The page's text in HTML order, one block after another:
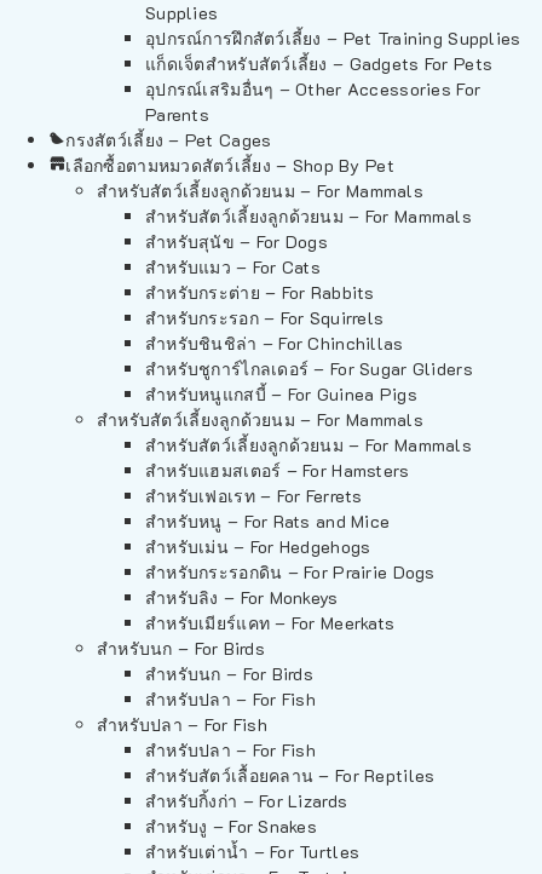
Supplies
อุปกรณ์การฝึกสัตว์เลี้ยง – Pet Training Supplies
แก็ดเจ็ตสำหรับสัตว์เลี้ยง – Gadgets For Pets
อุปกรณ์เสริมอื่นๆ – Other Accessories For
Parents
กรงสัตว์เลี้ยง – Pet Cages
เลือกซื้อตามหมวดสัตว์เลี้ยง – Shop By Pet
สำหรับสัตว์เลี้ยงลูกด้วยนม – For Mammals
สำหรับสัตว์เลี้ยงลูกด้วยนม – For Mammals
สำหรับสุนัข – For Dogs
สำหรับแมว – For Cats
สำหรับกระต่าย – For Rabbits
สำหรับกระรอก – For Squirrels
สำหรับชินชิล่า – For Chinchillas
สำหรับชูการ์ไกลเดอร์ – For Sugar Gliders
สำหรับหนูแกสบี้ – For Guinea Pigs
สำหรับสัตว์เลี้ยงลูกด้วยนม – For Mammals
สำหรับสัตว์เลี้ยงลูกด้วยนม – For Mammals
สำหรับแฮมสเตอร์ – For Hamsters
สำหรับเฟอเรท – For Ferrets
สำหรับหนู – For Rats and Mice
สำหรับเม่น – For Hedgehogs
สำหรับกระรอกดิน – For Prairie Dogs
สำหรับลิง – For Monkeys
สำหรับเมียร์แคท – For Meerkats
สำหรับนก – For Birds
สำหรับนก – For Birds
สำหรับปลา – For Fish
สำหรับปลา – For Fish
สำหรับปลา – For Fish
สำหรับสัตว์เลื้อยคลาน – For Reptiles
สำหรับกิ้งก่า – For Lizards
สำหรับงู – For Snakes
สำหรับเต่าน้ำ – For Turtles